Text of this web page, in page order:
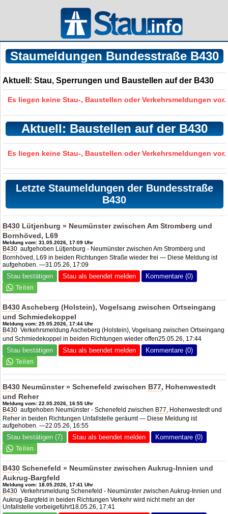
Staumeldungen Bundesstraße B430
Aktuell: Stau, Sperrungen und Baustellen auf der B430
Es liegen keine Stau-, Baustellen oder Verkehrsmeldungen vor.
Aktuell: Baustellen auf der B430
Es liegen keine Stau-, Baustellen oder Verkehrsmeldungen vor.
Letzte Staumeldungen der Bundesstraße
B430
B430 Lütjenburg » Neumünster zwischen Am Stromberg und
Bornhöved, L69
Meldung vom: 31.05.2026, 17:09 Uhr
B430 aufgehoben Lütjenburg - Neumünster zwischen Am Stromberg und
Bornhöved, L69 in beiden Richtungen Straße wieder frei — Diese Meldung ist
aufgehoben. —31.05.26, 17:09
Stau bestätigen Stau als beendet melden Kommentare (0)
B430Ascheberg (Holstein), Vogelsang zwischen Ortseingang
und Schmiedekoppel
Meldung vom: 25.05.2026, 17:44 Uhr
B430 Verkehrsmeldung Ascheberg (Holstein), Vogelsang zwischen Ortseingang
und Schmiedekoppel in beiden Richtungen wieder offen25.05.26, 17:44
Stau bestätigen Stau als beendet melden Kommentare (0)
B430 Neumünster » Schenefeld zwischen B77, Hohenwestedt
und Reher
Meldung vom: 22.05.2026, 16:55 Uhr
B430 aufgehoben Neumünster - Schenefeld zwischen B77, Hohenwestedt und
Reher in beiden Richtungen Unfallstelle geräumt — Diese Meldung ist
aufgehoben. —22.05.26, 16:55
Stau bestätigen (7) Stau als beendet melden Kommentare (0)
B430 Schenefeld » Neumünster zwischen Aukrug-Innien und
Aukrug-Bargfeld
Meldung vom: 18.05.2026, 17:41 Uhr
B430 Verkehrsmeldung Schenefeld - Neumünster zwischen Aukrug-Innien und
Aukrug-Bargfeld in beiden Richtungen Verkehr wird nicht mehr an der
Unfallstelle vorbeigeführt18.05.26, 17:41